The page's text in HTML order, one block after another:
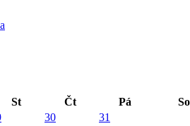
St Čt Pá
So
30
31